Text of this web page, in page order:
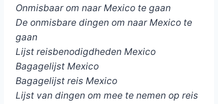
Onmisbaar om naar Mexico te gaan
De onmisbare dingen om naar Mexico te
gaan
Lijst reisbenodigdheden Mexico
Bagagelijst Mexico
Bagagelijst reis Mexico
Lijst van dingen om mee te nemen op reis